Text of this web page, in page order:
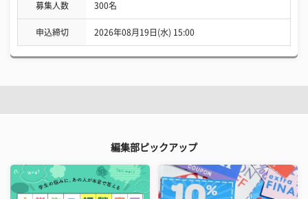
募集人数 300名
申込締切 2026年08月19日(水) 15:00
編集部ピックアップ